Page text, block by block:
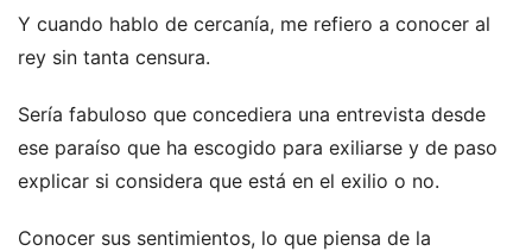
Y cuando hablo de cercanía, me refiero a conocer al
rey sin tanta censura.
Sería fabuloso que concediera una entrevista desde
ese paraíso que ha escogido para exiliarse y de paso
explicar si considera que está en el exilio o no.
Conocer sus sentimientos, lo que piensa de la